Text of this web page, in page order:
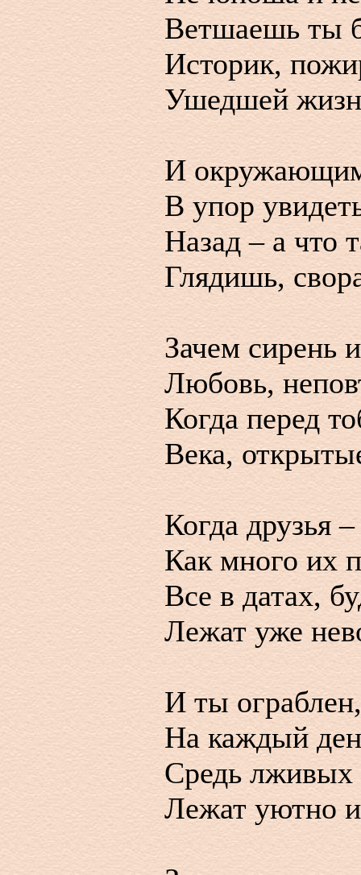
Ветшаешь ты
Историк,
Ушедшей
И
В упор
Назад – а что
Глядишь,
Зачем сирень
Любовь,
Когда перед
Века,
Когда друзья
Как много их
Все в датах,
Лежат уже
И ты
На каждый
Средь лживых
Лежат уютно